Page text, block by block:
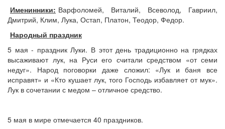
Именинники: Варфоломей, Виталий, Всеволод, Гавриил,
Дмитрий, Клим, Лука, Остап, Платон, Теодор, Федор.
Народный праздник
5 мая - праздник Луки. В этот день традиционно на грядках
высаживают лук, на Руси его считали средством «от семи
недуг». Народ поговорки даже сложил: «Лук и баня все
исправят» и «Кто кушает лук, того Господь избавляет от мук».
Лук в сочетании с медом – отличное средство.
5 мая в мире отмечается 40 праздников.